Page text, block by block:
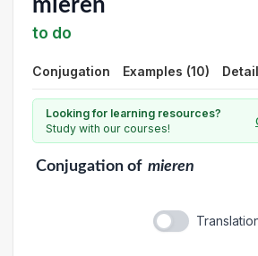
mieren
to do
Conjugation Examples (10)
Looking for learning resources?
Study with our courses!
Conjugationof mieren